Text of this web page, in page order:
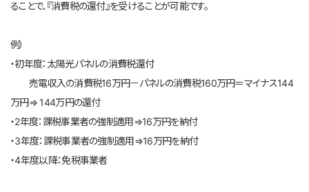
ることで、『消費税の還付』を受けることが可能です。
例）
・初年度：太陽光パネルの消費税還付
売電収入の消費税16万円－パネルの消費税160万円＝マイナス144
万円⇒ 144万円の還付
・2年度：課税事業者の強制適用⇒16万円を納付
・3年度：課税事業者の強制適用⇒16万円を納付
・4年度以降：免税事業者